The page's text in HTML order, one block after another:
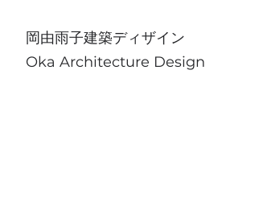
​岡由雨子建築ディザイン
Oka Architecture Design